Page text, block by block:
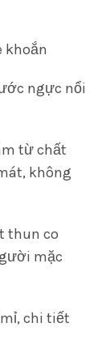
khoắn
ngực nổi
từ chất
không
thun co
mặc
chi tiết